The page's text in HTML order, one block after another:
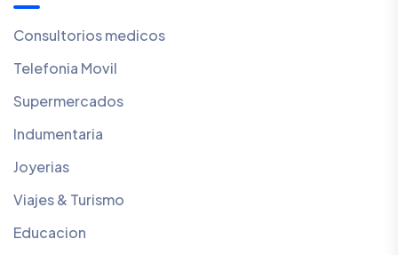
Consultorios medicos
Telefonia Movil
Supermercados
Indumentaria
Joyerias
Viajes & Turismo
Educacion